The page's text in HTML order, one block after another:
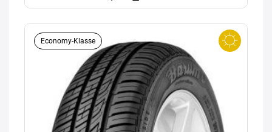
Economy-Klasse